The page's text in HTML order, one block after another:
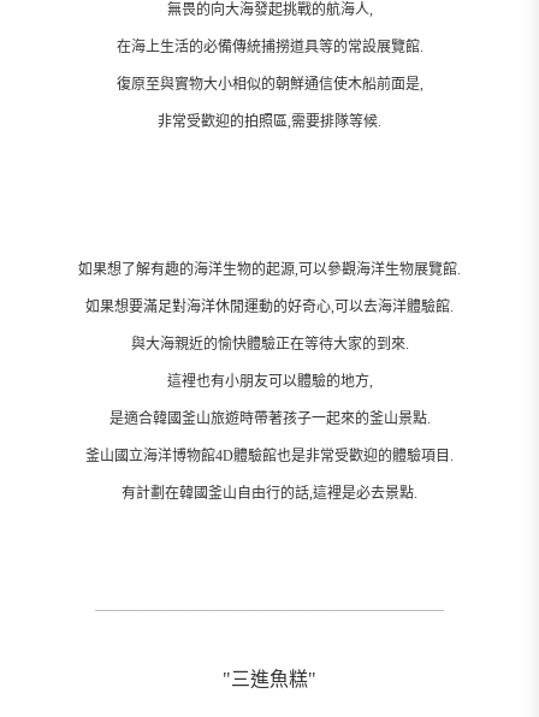
無畏的向大海發起挑戰的航海人,
在海上生活的必備傳統捕撈道具等的常設展覽館.
復原至與實物大小相似的朝鮮通信使木船前面是,
非常受歡迎的拍照區,需要排隊等候.
如果想了解有趣的海洋生物的起源,可以參觀海洋生物展覽館.
如果想要滿足對海洋休閒運動的好奇心,可以去海洋體驗館.
與大海親近的愉快體驗正在等待大家的到來.
這裡也有小朋友可以體驗的地方,
是適合韓國釜山旅遊時帶著孩子一起來的釜山景點.
釜山國立海洋博物館4D體驗館也是非常受歡迎的體驗項目.
有計劃在韓國釜山自由行的話,這裡是必去景點.
"三進魚糕"